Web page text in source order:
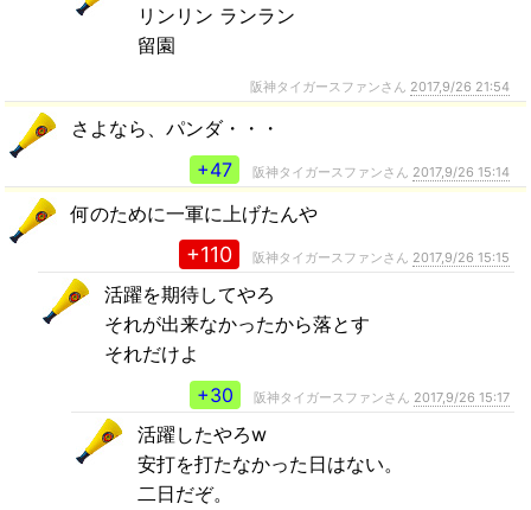
リンリン ランラン
留園
阪神タイガースファンさん 2017,9/26 21:54
さよなら、パンダ・・・
+47
阪神タイガースファンさん 2017,9/26 15:14
何のために一軍に上げたんや
+110 阪神タイガースファンさん 2017,9/26 15:15
活躍を期待してやろ
それが出来なかったから落とす
それだけよ
+30
阪神タイガースファンさん 2017,9/26 15:17
活躍したやろw
安打を打たなかった日はない。
二日だぞ。